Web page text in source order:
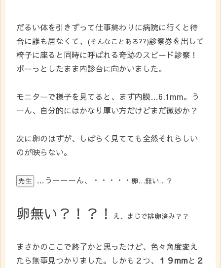
だるい体を引きずって仕事終わりに病院に行くと待
合に誰も居なくて、 (そんなことある??)診察券を出して
椅子に座ると同時に呼ばれる奇跡のスピード診察！
ボーっとしたまま内診台に向かいました。
モニターで様子を見てると、まず内膜…6.1mm。う
ーん、自分的にはかなり厚い方だけどまだ微妙か？
次に卵のはずが、しばらく見てても全然それらしい
のが映らない。
先生 …うーーーん、・・・・・ 卵…無い…？
卵無い？！？！ え、まじで排卵済み？？
まさかのここで終了かと思ったけど、色々角度変え
たら無事見つかりました。しかも２つ、
１９mmと ２